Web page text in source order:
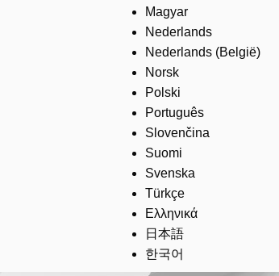
Magyar
Nederlands
Nederlands (België)
Norsk
Polski
Português
Slovenčina
Suomi
Svenska
Türkçe
Ελληνικά
日本語
한국어